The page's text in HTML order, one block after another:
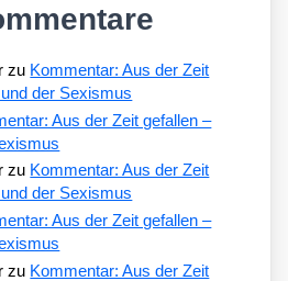
zu Kommentar: Aus der Zeit
der Sexismus
Aus der Zeit gefallen –
zu Kommentar: Aus der Zeit
der Sexismus
Aus der Zeit gefallen –
zu Kommentar: Aus der Zeit